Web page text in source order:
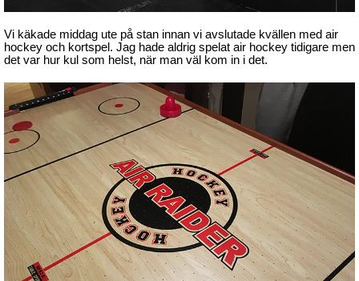
Vi käkade middag ute på stan innan vi avslutade kvällen med air
hockey och kortspel. Jag hade aldrig spelat air hockey tidigare men
det var hur kul som helst, när man väl kom in i det.